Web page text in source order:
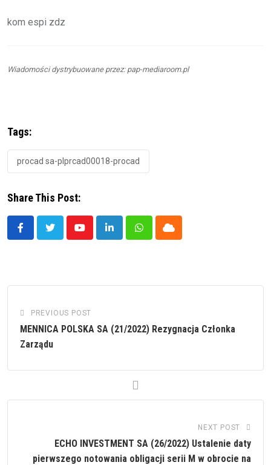
kom espi zdz
Wiadomości dystrybuowane przez: pap-mediaroom.pl
Tags:
procad sa-plprcad00018-procad
Share This Post:
YoutubeLinkedInWhatsappCloud
PREVIOUS POST
MENNICA POLSKA SA (21/2022) Rezygnacja Członka
Zarządu
NEXT POST
ECHO INVESTMENT SA (26/2022) Ustalenie daty
pierwszego notowania obligacji serii M w obrocie na